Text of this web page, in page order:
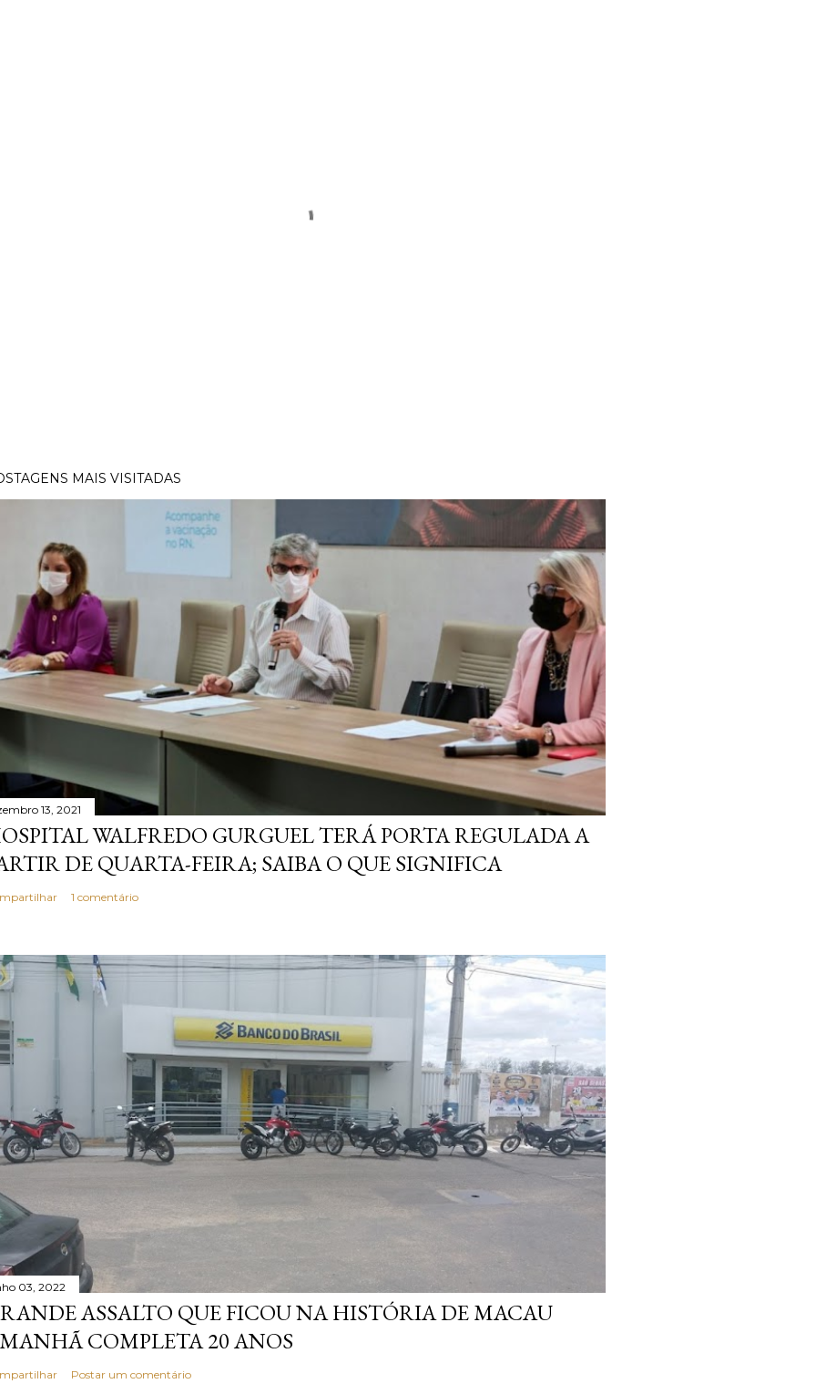
MAIS VISITADAS
13, 2021
WALFREDO GURGUEL TERÁ PORTA REGULADA A
DE QUARTA-FEIRA; SAIBA O QUE SIGNIFICA
1 comentário
03, 2022
ASSALTO QUE FICOU NA HISTÓRIA DE MACAU
COMPLETA 20 ANOS
Postar um comentário